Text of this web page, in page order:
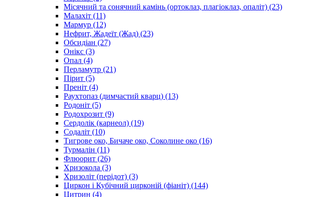
Місячний та сонячний камінь (ортоклаз, плагіоклаз, опаліт) (23)
Малахіт (11)
Мармур (12)
Нефрит, Жадеїт (Жад) (23)
Обсидіан (27)
Онікс (3)
Опал (4)
Перламутр (21)
Пірит (5)
Преніт (4)
Раухтопаз (димчастий кварц) (13)
Родоніт (5)
Родохрозит (9)
Сердолік (карнеол) (19)
Содаліт (10)
Тигрове око, Бичаче око, Соколине око (16)
Турмалін (11)
Флюорит (26)
Хризокола (3)
Хризоліт (перідот) (3)
Циркон і Кубічний цирконій (фіаніт) (144)
Цитрин (4)